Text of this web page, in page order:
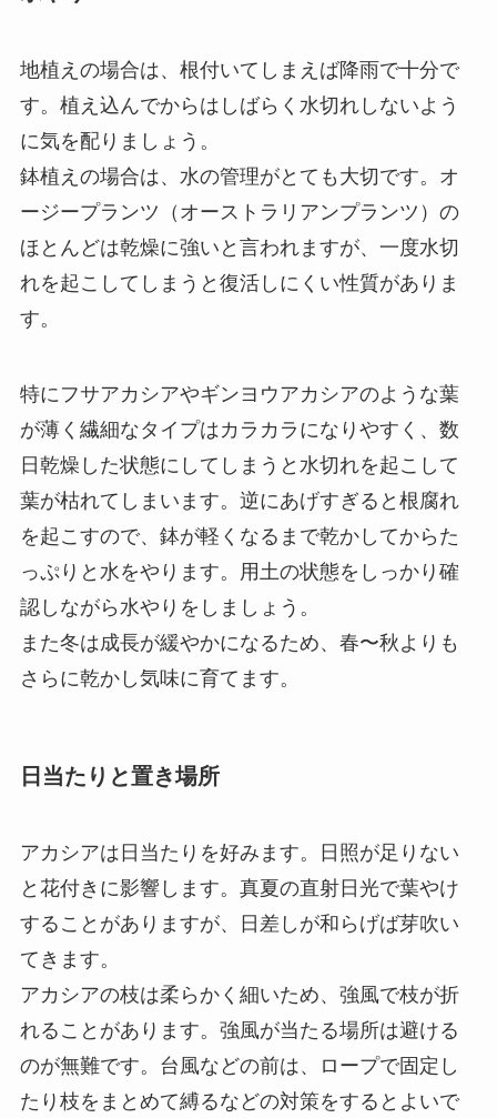
地植えの場合は、根付いてしまえば降雨で十分で
す。植え込んでからはしばらく水切れしないよう
に気を配りましょう。
鉢植えの場合は、水の管理がとても大切です。オ
ージープランツ（オーストラリアンプランツ）の
ほとんどは乾燥に強いと言われますが、一度水切
れを起こしてしまうと復活しにくい性質がありま
す。
特にフサアカシアやギンヨウアカシアのような葉
が薄く繊細なタイプはカラカラになりやすく、数
日乾燥した状態にしてしまうと水切れを起こして
葉が枯れてしまいます。逆にあげすぎると根腐れ
を起こすので、鉢が軽くなるまで乾かしてからた
っぷりと水をやります。用土の状態をしっかり確
認しながら水やりをしましょう。
また冬は成長が緩やかになるため、春〜秋よりも
さらに乾かし気味に育てます。
日当たりと置き場所
アカシアは日当たりを好みます。日照が足りない
と花付きに影響します。真夏の直射日光で葉やけ
することがありますが、日差しが和らげば芽吹い
てきます。
アカシアの枝は柔らかく細いため、強風で枝が折
れることがあります。強風が当たる場所は避ける
のが無難です。台風などの前は、ロープで固定し
たり枝をまとめて縛るなどの対策をするとよいで